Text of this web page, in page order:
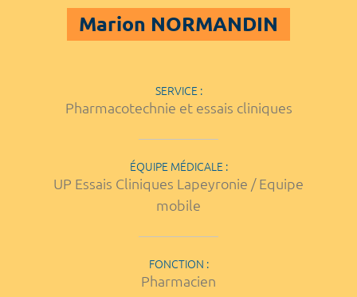
Marion NORMANDIN
SERVICE :
Pharmacotechnie et essais cliniques
ÉQUIPE MÉDICALE :
UP Essais Cliniques Lapeyronie / Equipe
mobile
FONCTION :
Pharmacien